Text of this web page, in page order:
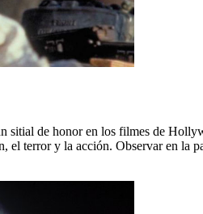
sitial de honor en los filmes de
terror y la acción. Observar en la